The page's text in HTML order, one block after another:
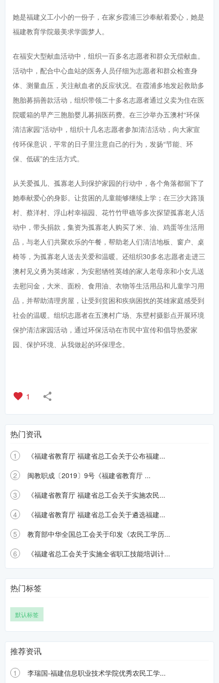
她是福建义工小小的一份子，在家乡霞浦三沙奉献着爱心，她是
福建教育学院最美求学圆梦人。
在福安大型献血活动中，组织一百多名志愿者和群众无偿献血。
活动中，配合中心血站的医务人员仔细为志愿者和群众检查身
体、测量血压，关注献血者的反应状况。在霞浦多地发起救助多
胞胎募捐善款活动，组织带领二十多名志愿者通过义卖为住在医
院暖箱的早产三胞胎婴儿募捐医药费。在三沙举办五澳村“环保
清洁家园”活动中，组织十几名志愿者参加清洁活动，向大家宣
传环保意识，平常的日子里注意自己的行为，发扬“节能、环
保、低碳”的生活方式。
从关爱孤儿、孤寡老人到保护家园的行动中，各个角落都留下了
她奉献爱心的身影。让贫困的儿童能够继续上学；在三沙大路顶
村、蔡洋村、浮山村幸福园、花竹竹甲礁等多次探望孤寡老人活
动中，带头捐款，集资为孤寡老人购买了米、油、鸡蛋等生活用
品，与老人们共聚欢乐的午餐，帮助老人们清洁地板、窗户、桌
椅等，为孤寡老人送去关爱和温暖。还组织30多名志愿者走进三
澳村见义勇为英雄家，为安慰牺牲英雄的家人老母亲和小女儿送
去慰问金，大米、面粉、食用油、衣物等生活用品和儿童学习用
品，并帮助清理房屋，让受到贫困和疾病困扰的英雄家庭感受到
社会的温暖。组织志愿者在五澳村广场、东壁村摄影点开展环境
保护清洁家园活动，通过环保活动在市民中宣传和倡导热爱家
园、保护环境、从我做起的环保理念。
1
热门资讯
1
《福建省教育厅 福建省总工会关于公布福建...
2
闽教职成〔2019〕9号《福建省教育厅 ...
3
《福建省教育厅 福建省总工会关于实施农民...
4
《福建省教育厅 福建省总工会关于遴选福建...
5
教育部中华全国总工会关于印发《农民工学历...
6
《福建省总工会关于实施全省职工技能培训计...
热门标签
默认标签
推荐资讯
1 李瑞国-福建信息职业技术学院优秀农民工学...